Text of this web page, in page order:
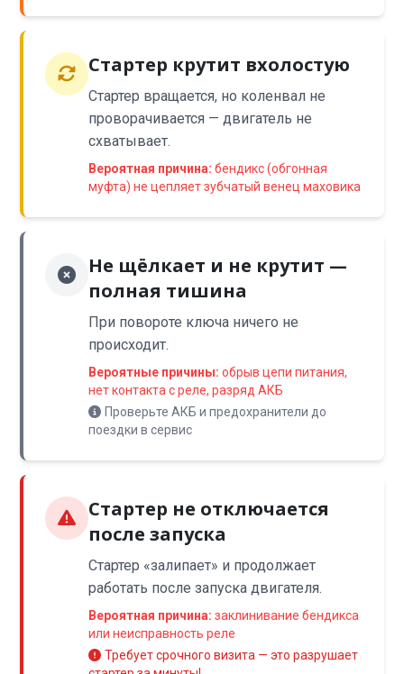
Стартер крутит вхолостую
Стартер вращается, но коленвал не
проворачивается — двигатель не
схватывает.
Вероятная причина: бендикс (обгонная
муфта) не цепляет зубчатый венец маховика
Не щёлкает и не крутит —
полная тишина
При повороте ключа ничего не
происходит.
Вероятные причины: обрыв цепи питания,
нет контакта с реле, разряд АКБ
Проверьте АКБ и предохранители до
поездки в сервис
Стартер не отключается
после запуска
Стартер «залипает» и продолжает
работать после запуска двигателя.
Вероятная причина: заклинивание бендикса
или неисправность реле
Требует срочного визита — это разрушает